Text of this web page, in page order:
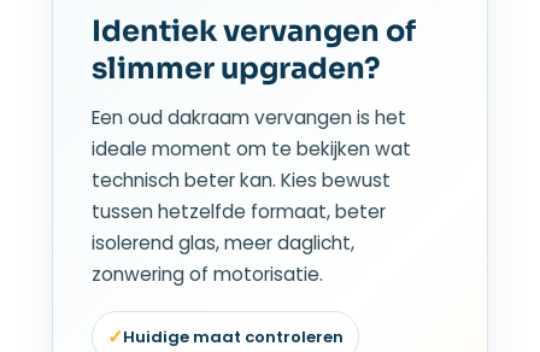
Identiek vervangen of
slimmer upgraden?
Een oud dakraam vervangen is het
ideale moment om te bekijken wat
technisch beter kan. Kies bewust
tussen hetzelfde formaat, beter
isolerend glas, meer daglicht,
zonwering of motorisatie.
✓Huidige maat controleren